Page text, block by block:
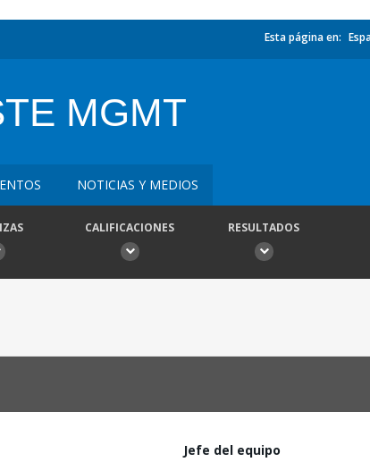
Esta página en:
MGMT
NOTICIAS Y MEDIOS
CALIFICACIONES RESULTADOS
Jefe del equipo